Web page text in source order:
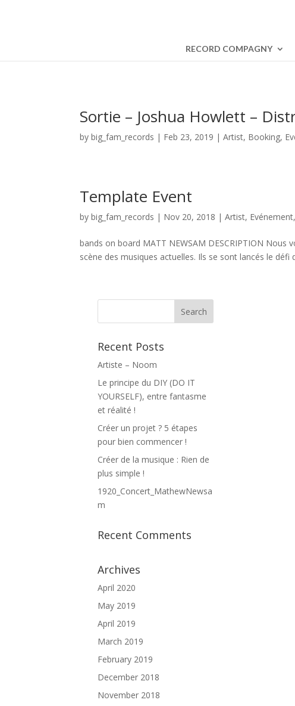
RECORD COMPAGNY
Sortie – Joshua Howlett –
bybig_fam_records | Feb 23, 2019 |Artist, Booking,
Template Event
bybig_fam_records | Nov 20, 2018 |Artist, Evénement,
bands on board MATT NEWSAM DESCRIPTION
scène des musiques actuelles. Ils se sont lancés le défi
Recent Posts
Artiste – Noom
Le principe du DIY (DO IT
YOURSELF), entre fantasme
et réalité !
Créer un projet ? 5 étapes
pour bien commencer !
Créer de la musique : Rien de
plus simple !
1920_Concert_MathewNewsa
m
Recent Comments
Archives
April 2020
May 2019
April 2019
March 2019
February 2019
December 2018
November 2018